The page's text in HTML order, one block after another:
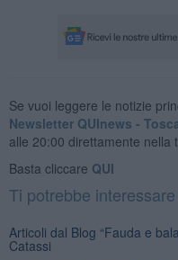
Se vuoi leggere le notizie
Newsletter QUInews -
alle 20:00 direttamente nella
Basta cliccare QUI
Ti potrebbe
Articoli dal Blog “Fauda e
Catassi